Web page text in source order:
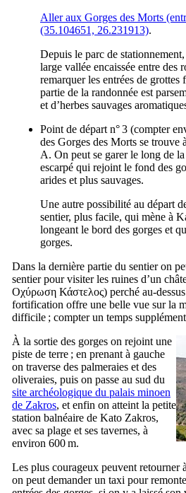
Aller aux Gorges des Morts
(35.104651, 26.231913).
Depuis le parc de
large vallée encaissée entre des
remarquer les entrées de grottes
partie de la randonnée est
et d’herbes sauvages
Point de départ n° 3 (compter
des Gorges des Morts se trouve
A. On peut se garer le long de
escarpé qui rejoint le fond des
arides et plus sauvages.
Une autre possibilité au départ
sentier, plus facile, qui mène à
longeant le bord des gorges et
gorges.
Dans la dernière partie du sentier on
sentier pour visiter les ruines d’un
Οχύρωση Κάστελος) perché au-
fortification offre une belle vue sur la
difficile ; compter un temps
À la sortie des gorges on rejoint une
piste de terre ; en prenant à gauche
on traverse des palmeraies et des
oliveraies, puis on passe au sud du
site archéologique du palais minoen
de Zakros, et enfin on atteint la petite
station balnéaire de Kato Zakros,
avec sa plage et ses tavernes, à
environ 600 m.
Les plus courageux peuvent retourner
on peut demander un taxi pour